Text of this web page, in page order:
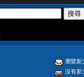
瀏覽新
沒有新